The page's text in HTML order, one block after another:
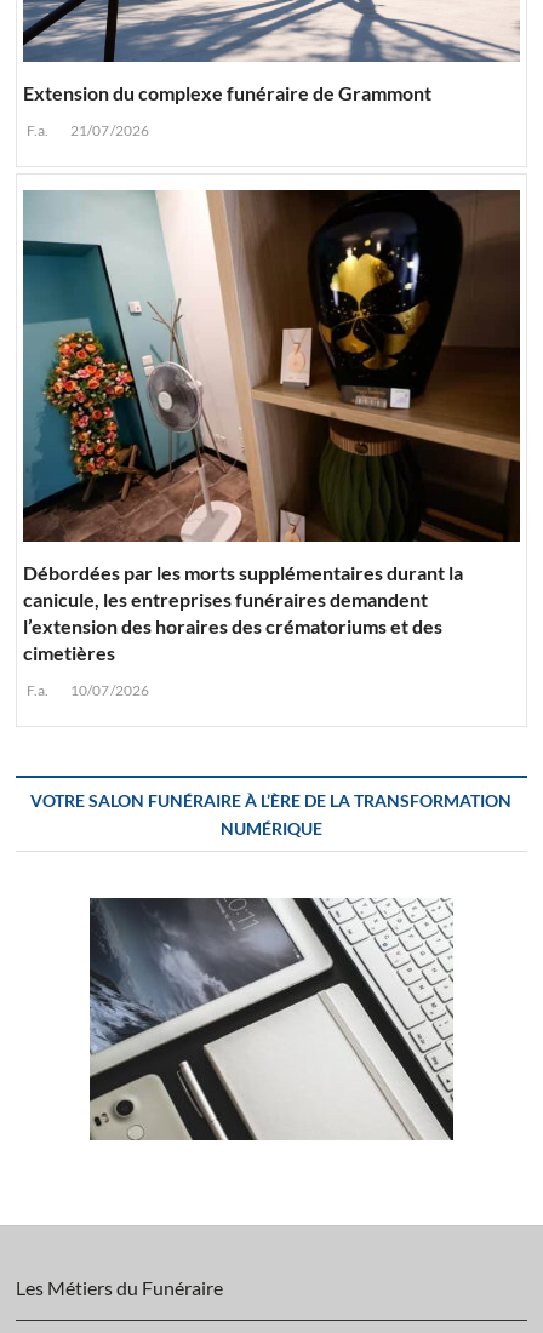
Extension du complexe funéraire de Grammont
F.a. 21/07/2026
Débordées par les morts supplémentaires durant la
canicule, les entreprises funéraires demandent
l’extension des horaires des crématoriums et des
cimetières
F.a. 10/07/2026
VOTRE SALON FUNÉRAIRE À L’ÈRE DE LA TRANSFORMATION
NUMÉRIQUE
Les Métiers du Funéraire